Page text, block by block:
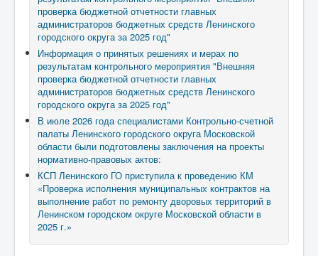
проверка бюджетной отчетности главных
администраторов бюджетных средств Ленинского
городского округа за 2025 год"
Информация о принятых решениях и мерах по
результатам контрольного мероприятия "Внешняя
проверка бюджетной отчетности главных
администраторов бюджетных средств Ленинского
городского округа за 2025 год"
В июле 2026 года специалистами Контрольно-счетной
палаты Ленинского городского округа Московской
области были подготовлены заключения на проекты
нормативно-правовых актов:
КСП Ленинского ГО приступила к проведению КМ
«Проверка исполнения муниципальных контрактов на
выполнение работ по ремонту дворовых территорий в
Ленинском городском округе Московской области в
2025 г.»